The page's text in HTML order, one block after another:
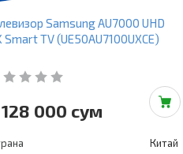
Samsung AU7000 UHD
Smart TV (UE50AU7100UXCE)
000 сум
Китай